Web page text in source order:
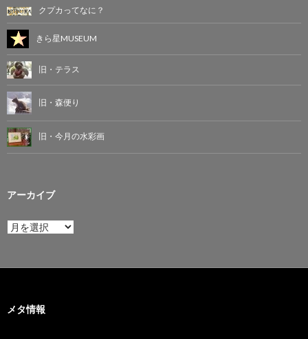
クプカってなに？
きら星MUSEUM
旧・テラス
旧・森便り
旧・今月の水彩画
アーカイブ
ア
メタ情報